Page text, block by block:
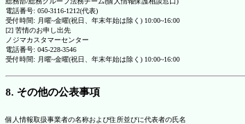
電話番号: 050-3116-1212(代表)
受付時間: 月曜~金曜(祝日、年末年始は除く) 10:00~16:00
[2] 苦情のお申し出先
ノジマカスタマーセンター
電話番号: 045-228-3546
受付時間: 月曜~金曜(祝日、年末年始は除く) 10:00~16:00
8. その他の公表事項
個人情報取扱事業者の名称および住所並びに代表者の氏名